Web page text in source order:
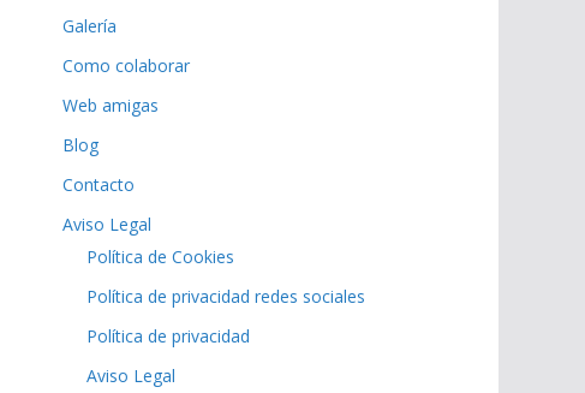
Galería
Como colaborar
Web amigas
Blog
Contacto
Aviso Legal
Política de Cookies
Política de privacidad redes sociales
Política de privacidad
Aviso Legal